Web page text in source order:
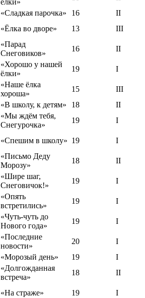
ёлки»
«Сладкая парочка» 16
II
«Ёлка во дворе» 13 III
«Парад
Снеговиков»
16 II
«Хорошо у нашей
ёлки»
19 I
«Наше ёлка
хороша»
15
III
«В школу, к детям» 18
II
«Мы ждём тебя,
Снегурочка»
19 I
«Спешим в школу» 19 I
«Письмо Деду
Морозу»
18 II
«Шире шаг,
Снеговичок!»
19 I
«Опять
встретились»
19 I
«Чуть-чуть до
Нового года»
19 I
«Последние
новости»
20
I
«Морозый день» 19
I
«Долгожданная
встреча»
18 II
«На страже» 19 I